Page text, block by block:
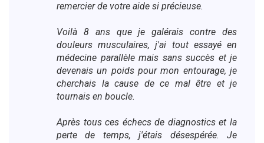
remercier de votre aide si précieuse.
Voilà 8 ans que je galérais contre des
douleurs musculaires, j'ai tout essayé en
médecine parallèle mais sans succès et je
devenais un poids pour mon entourage, je
cherchais la cause de ce mal être et je
tournais en boucle.
Après tous ces échecs de diagnostics et la
perte de temps, j'étais désespérée. Je